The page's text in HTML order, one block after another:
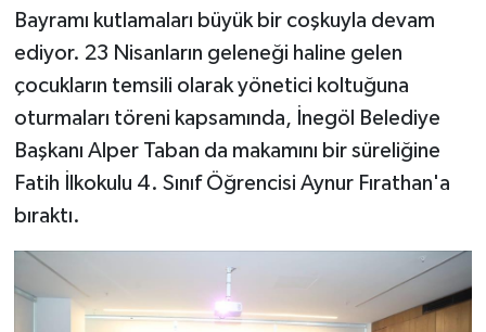
Bayramı kutlamaları büyük bir coşkuyla devam
ediyor. 23 Nisanların geleneği haline gelen
çocukların temsili olarak yönetici koltuğuna
oturmaları töreni kapsamında, İnegöl Belediye
Başkanı Alper Taban da makamını bir süreliğine
Fatih İlkokulu 4. Sınıf Öğrencisi Aynur Fırathan'a
bıraktı.